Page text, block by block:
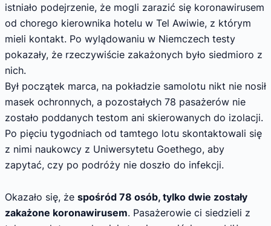
istniało podejrzenie, że mogli zarazić się koronawirusem
od chorego kierownika hotelu w Tel Awiwie, z którym
mieli kontakt. Po wylądowaniu w Niemczech testy
pokazały, że rzeczywiście zakażonych było siedmioro z
nich.
Był początek marca, na pokładzie samolotu nikt nie nosił
masek ochronnych, a pozostałych 78 pasażerów nie
zostało poddanych testom ani skierowanych do izolacji.
Po pięciu tygodniach od tamtego lotu skontaktowali się
z nimi naukowcy z Uniwersytetu Goethego, aby
zapytać, czy po podróży nie doszło do infekcji.
Okazało się, że spośród 78 osób, tylko dwie zostały
zakażone koronawirusem. Pasażerowie ci siedzieli z